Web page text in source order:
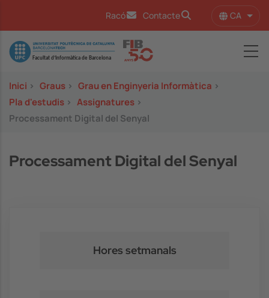
Racó Contacte CA
Image
Inici > Graus > Grau en Enginyeria Informàtica >
Pla d'estudis > Assignatures >
Processament Digital del Senyal
Processament Digital del Senyal
Hores setmanals